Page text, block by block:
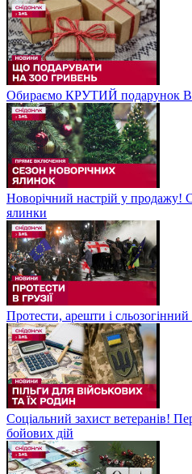
Обираємо КРУТИЙ подарунок
Новорічний настрій у продажу!
ялинки
Протести, арешти і сльозогінний
Соціальний захист ветеранів!
бойових дій